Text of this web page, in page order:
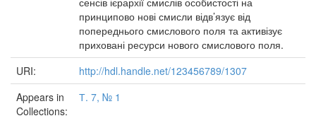
принципово нові смисли відв’язує від
попереднього смислового поля та активізує
приховані ресурси нового смислового поля.
URI:
http://hdl.handle.net/123456789/1307
Appears in
Collections:
Т. 7, № 1